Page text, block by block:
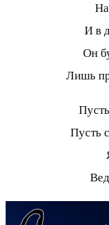
И в
Он
Лишь
Пусть